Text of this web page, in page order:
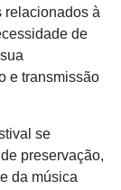
relacionados à
de
e transmissão
se
preservação,
da música